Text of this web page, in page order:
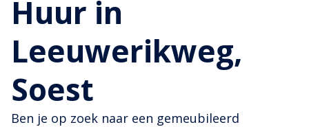
Huur in
Leeuwerikweg,
Soest
Ben je op zoek naar een gemeubileerd